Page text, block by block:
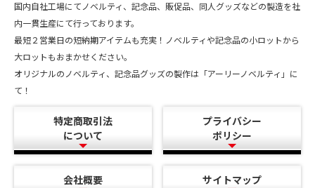
国内自社工場にてノベルティ、記念品、販促品、同人グッズなどの製造を社
内一貫生産にて行っております。
最短２営業日の短納期アイテムも充実！ノベルティや記念品の小ロットから
大ロットもおまかせください。
オリジナルのノベルティ、記念品グッズの製作は「アーリーノベルティ」に
て！
特定商取引法
について
プライバシー
ポリシー
会社概要 サイトマップ